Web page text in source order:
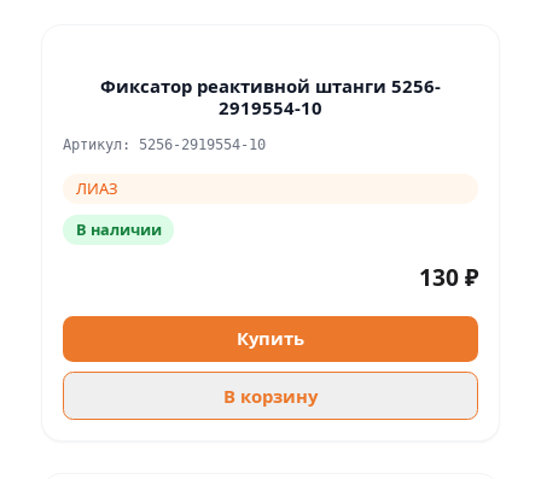
Фиксатор реактивной штанги 5256-
2919554-10
Артикул: 5256-2919554-10
ЛИАЗ
В наличии
130 ₽
Купить
В корзину